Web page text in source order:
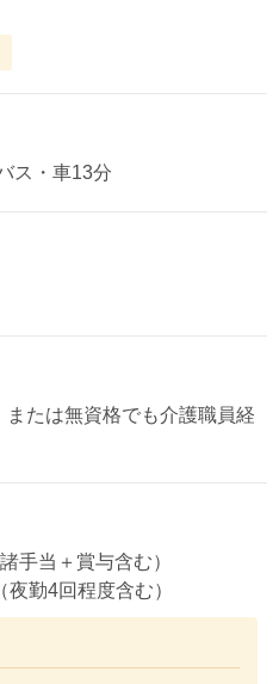
ス・車13分
たは無資格でも介護職員経
手当＋賞与含む）
勤4回程度含む）